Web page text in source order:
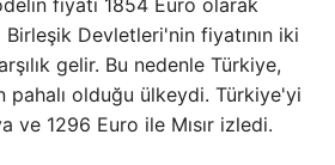
Devletleri'nin fiyatının iki
gelir. Bu nedenle Türkiye,
pahalı olduğu ülkeydi. Türkiye'yi
ve 1296 Euro ile Mısır izledi.